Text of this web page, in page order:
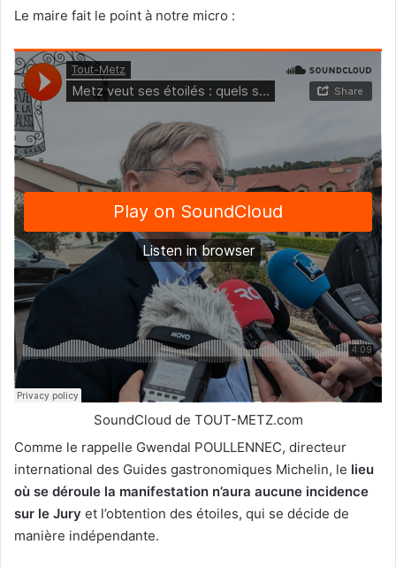
Le maire fait le point à notre micro :
SoundCloud de TOUT-METZ.com
Comme le rappelle Gwendal POULLENNEC, directeur
international des Guides gastronomiques Michelin, le lieu
où se déroule la manifestation n’aura aucune incidence
sur le Jury et l’obtention des étoiles, qui se décide de
manière indépendante.